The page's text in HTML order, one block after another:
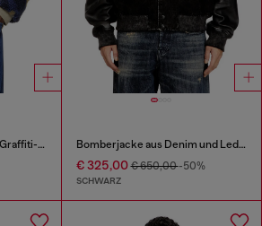
Teddy-Fleece-Jacke mit Graffiti-Motiv Bomberjacke aus Denim und Leder
€ 325,00€ 650,00-50%
SCHWARZ